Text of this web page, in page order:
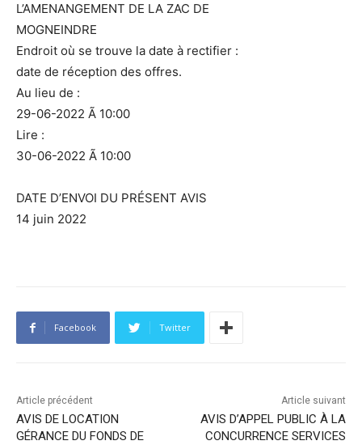
L’AMENANGEMENT DE LA ZAC DE
MOGNEINDRE
Endroit où se trouve la date à rectifier :
date de réception des offres.
Au lieu de :
29-06-2022 Ã 10:00
Lire :
30-06-2022 Ã 10:00
DATE D’ENVOI DU PRÉSENT AVIS
14 juin 2022
Facebook Twitter
Article précédent
AVIS DE LOCATION
GÉRANCE DU FONDS DE
Article suivant
AVIS D’APPEL PUBLIC À LA
CONCURRENCE SERVICES